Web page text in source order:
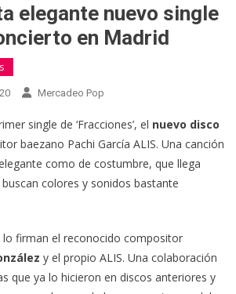
elegante nuevo single
en Madrid
Mercadeo Pop
single de ‘Fracciones’, el nuevo disco
baezano Pachi García ALIS. Una canción
como de costumbre, que llega
colores y sonidos bastante
lo firman el reconocido compositor
y el propio ALIS. Una colaboración
que ya lo hicieron en discos anteriores y